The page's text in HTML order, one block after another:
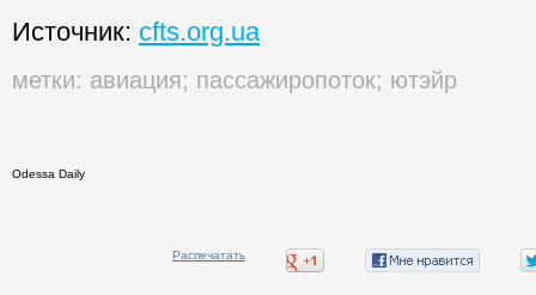
Источник: cfts.org.ua
метки: авиация; пассажиропоток; ютэйр
Odessa Daily
Распечатать